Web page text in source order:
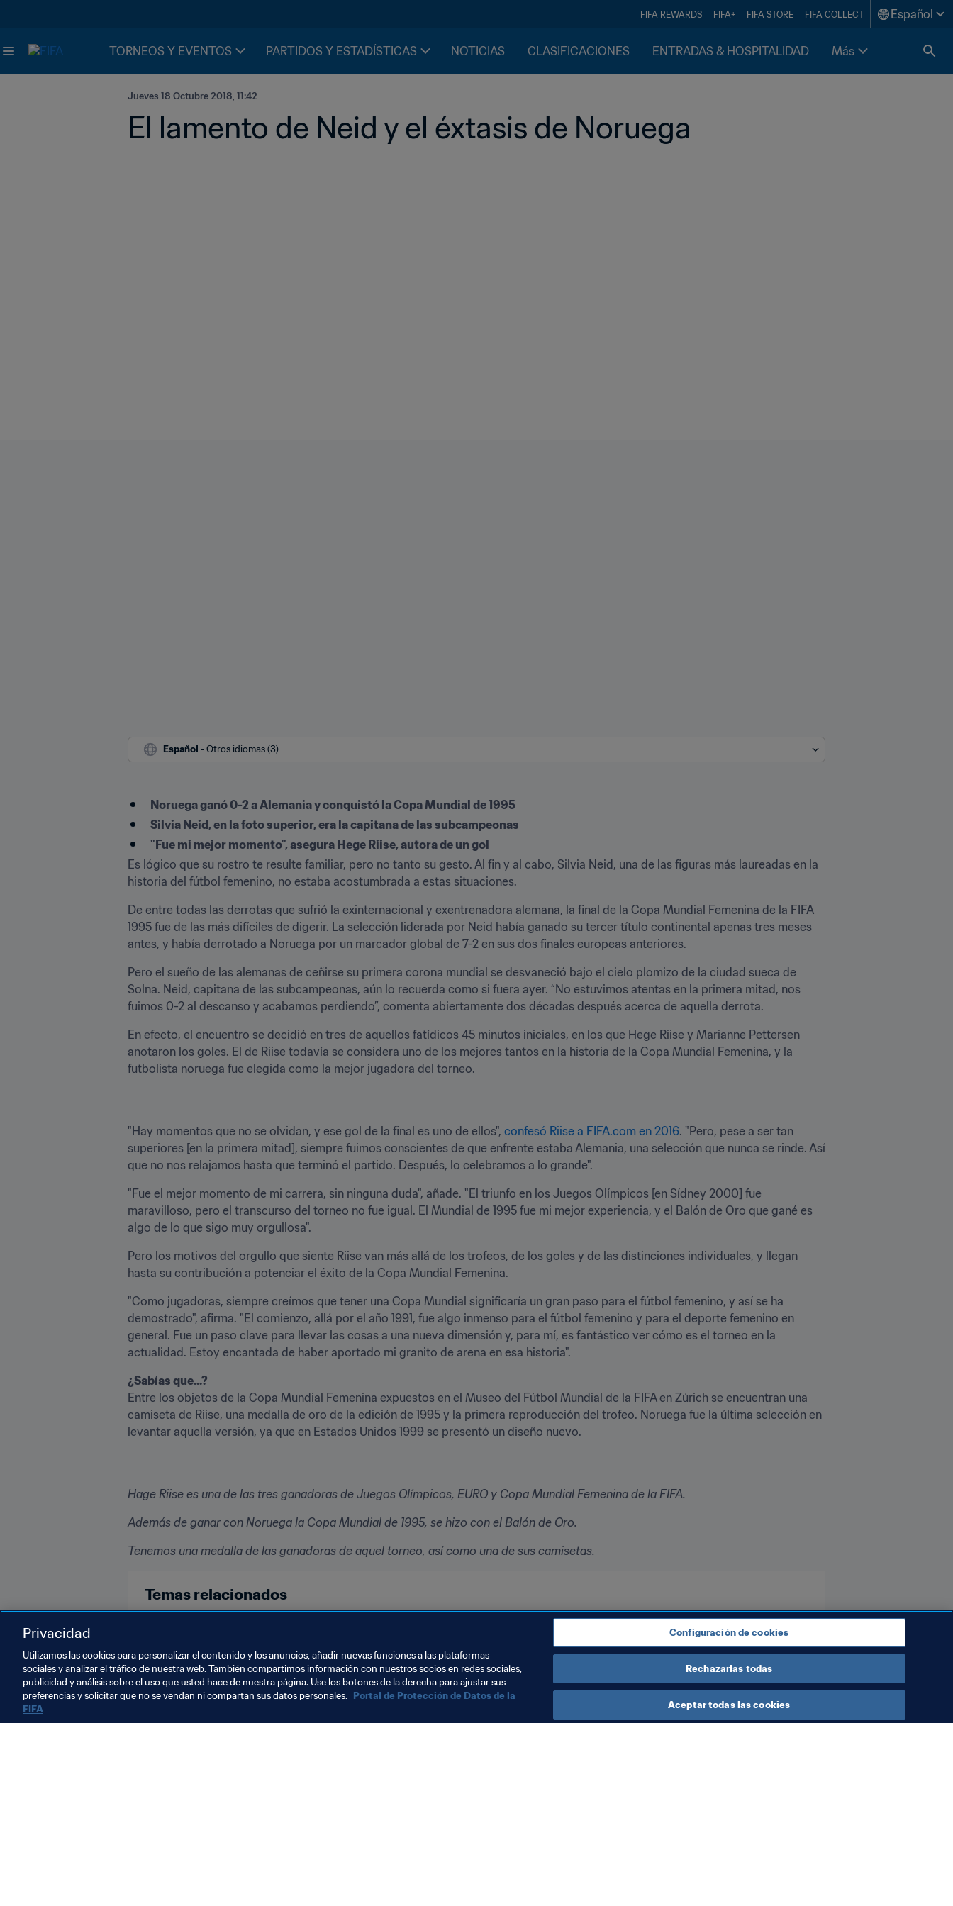
FIFA REWARDS FIFA+ FIFA STORE FIFA COLLECT Español
TORNEOS Y EVENTOS PARTIDOS Y ESTADÍSTICAS NOTICIAS CLASIFICACIONES ENTRADAS & HOSPITALIDAD Más
Jueves 18 Octubre 2018, 11:42
El lamento de Neid y el éxtasis de Noruega
Español - Otros idiomas (3)
Noruega ganó 0-2 a Alemania y conquistó la Copa Mundial de 1995
Silvia Neid, en la foto superior, era la capitana de las subcampeonas
"Fue mi mejor momento", asegura Hege Riise, autora de un gol
Es lógico que su rostro te resulte familiar, pero no tanto su gesto. Al fin y al cabo, Silvia Neid, una de las figuras más laureadas en la
historia del fútbol femenino, no estaba acostumbrada a estas situaciones.
De entre todas las derrotas que sufrió la exinternacional y exentrenadora alemana, la final de la Copa Mundial Femenina de la FIFA
1995 fue de las más difíciles de digerir. La selección liderada por Neid había ganado su tercer título continental apenas tres meses
antes, y había derrotado a Noruega por un marcador global de 7-2 en sus dos finales europeas anteriores.
Pero el sueño de las alemanas de ceñirse su primera corona mundial se desvaneció bajo el cielo plomizo de la ciudad sueca de
Solna. Neid, capitana de las subcampeonas, aún lo recuerda como si fuera ayer. “No estuvimos atentas en la primera mitad, nos
fuimos 0-2 al descanso y acabamos perdiendo”, comenta abiertamente dos décadas después acerca de aquella derrota.
En efecto, el encuentro se decidió en tres de aquellos fatídicos 45 minutos iniciales, en los que Hege Riise y Marianne Pettersen
anotaron los goles. El de Riise todavía se considera uno de los mejores tantos en la historia de la Copa Mundial Femenina, y la
futbolista noruega fue elegida como la mejor jugadora del torneo­.
"Hay momentos que no se olvidan, y ese gol de la final es uno de ellos", confesó Riise a FIFA.com en 2016. "Pero, pese a ser tan
superiores [en la primera mitad], siempre fuimos conscientes de que enfrente estaba Alemania, una selección que nunca se rinde. Así
que no nos relajamos hasta que terminó el partido. Después, lo celebramos a lo grande".
"Fue el mejor momento de mi carrera, sin ninguna duda", añade. "El triunfo en los Juegos Olímpicos [en Sídney 2000] fue
maravilloso, pero el transcurso del torneo no fue igual. El Mundial de 1995 fue mi mejor experiencia, y el Balón de Oro que gané es
algo de lo que sigo muy orgullosa".
Pero los motivos del orgullo que siente Riise van más allá de los trofeos, de los goles y de las distinciones individuales, y llegan
hasta su contribución a potenciar el éxito de la Copa Mundial Femenina.
"Como jugadoras, siempre creímos que tener una Copa Mundial significaría un gran paso para el fútbol femenino, y así se ha
demostrado", afirma. "El comienzo, allá por el año 1991, fue algo inmenso para el fútbol femenino y para el deporte femenino en
general. Fue un paso clave para llevar las cosas a una nueva dimensión y, para mí, es fantástico ver cómo es el torneo en la
actualidad. Estoy encantada de haber aportado mi granito de arena en esa historia".
¿Sabías que...?
Entre los objetos de la Copa Mundial Femenina expuestos en el Museo del Fútbol Mundial de la FIFA en Zúrich se encuentran una
camiseta de Riise, una medalla de oro de la edición de 1995 y la primera reproducción del trofeo. Noruega fue la última selección en
levantar aquella versión, ya que en Estados Unidos 1999 se presentó un diseño nuevo.
Hage Riise es una de las tres ganadoras de Juegos Olímpicos, EURO y Copa Mundial Femenina de la FIFA.
Además de ganar con Noruega la Copa Mundial de 1995, se hizo con el Balón de Oro.
Tenemos una medalla de las ganadoras de aquel torneo, así como una de sus camisetas.
Temas relacionados
Privacidad
Utilizamos las cookies para personalizar el contenido y los anuncios, añadir nuevas funciones a las plataformas
sociales y analizar el tráfico de nuestra web. También compartimos información con nuestros socios en redes sociales,
publicidad y análisis sobre el uso que usted hace de nuestra página. Use los botones de la derecha para ajustar sus
preferencias y solicitar que no se vendan ni compartan sus datos personales. Portal de Protección de Datos de la
FIFA
Configuración de cookies
Rechazarlas todas
Aceptar todas las cookies